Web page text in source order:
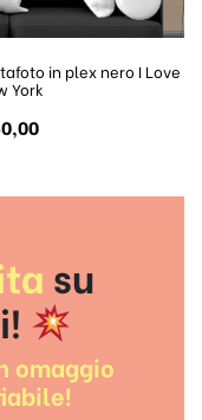
in plex nero I Love
su
omaggio
!